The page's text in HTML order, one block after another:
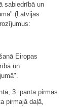
sabiedrībā un
(Latvijas
Eiropas
un
3. panta pirmās
pirmajā daļā,